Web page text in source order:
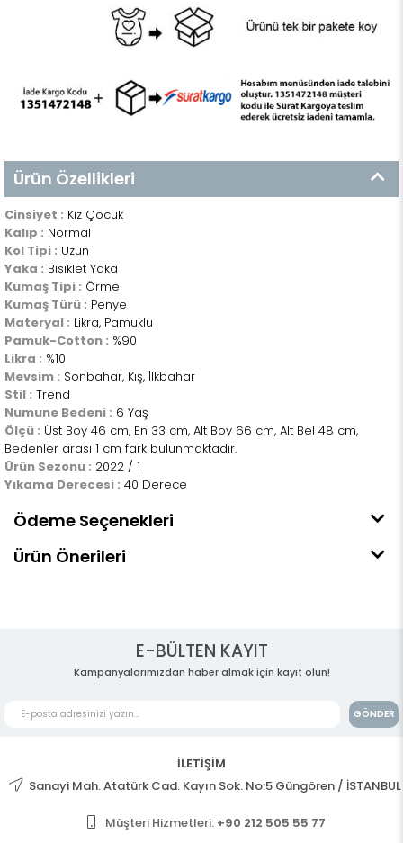
Ürün Özellikleri
Cinsiyet : Kız Çocuk
Kalıp : Normal
Kol Tipi : Uzun
Yaka : Bisiklet Yaka
Kumaş Tipi : Örme
Kumaş Türü : Penye
Materyal : Likra, Pamuklu
Pamuk-Cotton : %90
Likra : %10
Mevsim : Sonbahar, Kış, İlkbahar
Stil : Trend
Numune Bedeni : 6 Yaş
Ölçü : Üst Boy 46 cm, En 33 cm, Alt Boy 66 cm, Alt Bel 48 cm,
Bedenler arası 1 cm fark bulunmaktadır.
Ürün Sezonu : 2022 / 1
Yıkama Derecesi : 40 Derece
Ödeme Seçenekleri
Ürün Önerileri
E-BÜLTEN KAYIT
Kampanyalarımızdan haber almak için kayıt olun!
GÖNDER
İLETİŞİM
Sanayi Mah. Atatürk Cad. Kayın Sok. No:5 Güngören / İSTANBUL
Müşteri Hizmetleri: +90 212 505 55 77